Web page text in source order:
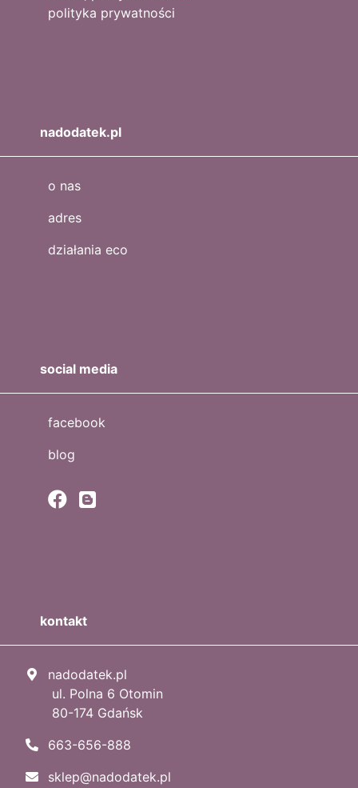
polityka prywatności
nadodatek.pl
o nas
adres
działania eco
social media
facebook
blog
kontakt
nadodatek.pl
ul. Polna 6 Otomin
80-174 Gdańsk
663-656-888
sklep@nadodatek.pl